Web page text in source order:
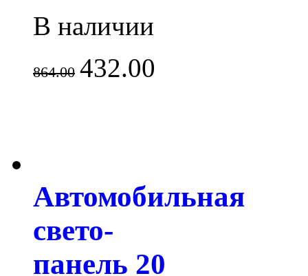
В наличии
864.00 432.00
Автомобильная
свето-
панель 20